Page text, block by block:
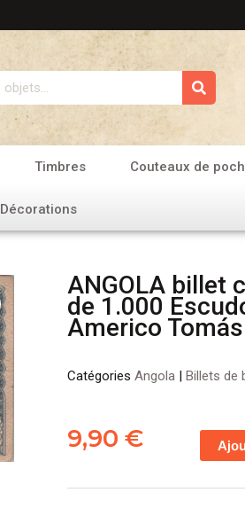
Timbres Couteaux de
Décorations
ANGOLA billet
de 1.000
Americo Tomás
Catégories Angola | Billets de
9,90 €
de
ANGOLA
colonie